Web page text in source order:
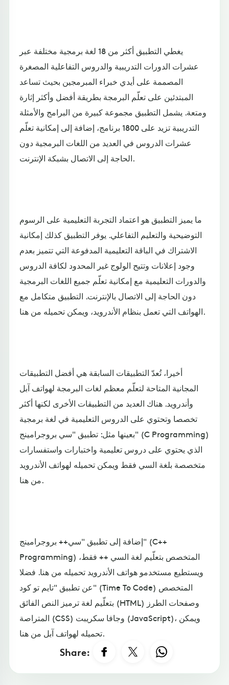
يغطي التطبيق أكثر من 18 لغة برمجية مختلفة عبر
عشرات الدورات التدريبية والدروس التفاعلية المصغرة
المصممة على أيدي خبراء المبرمجين بحيث تساعد
المبتدئين على تعلّم البرمجة بطريقة أفضل وأكثر إثارة
ومتعة. يشمل التطبيق مجموعة كبيرة من البرامج والأمثلة
التدريبية تزيد على 1800 برنامج، إضافة إلى إمكانية تعلّم
عشرات الدروس في العديد من اللغات البرمجية دون
الحاجة إلى الاتصال بشبكة الإنترنت.
ما يميز التطبيق هو اعتماد التجربة التعليمية على الرسوم
التوضيحية والتعليم التفاعلي. يوفر التطبيق كذلك إمكانية
الاشتراك في الباقة التعليمية المدفوعة التي تتميز بعدم
وجود إعلانات وتتيح الولوج غير المحدود لكافة الدروس
والدورات التعليمية مع إمكانية تعلّم جميع اللغات البرمجية
دون الحاجة إلى الاتصال بالإنترنت. التطبيق متكامل مع
الهواتف التي تعمل بنظام الأندرويد، ويمكن تحميله من هنا.
أخيرا، تُعدّ التطبيقات السابقة هي أفضل التطبيقات
المجانية المتاحة لتعلّم معظم لغات البرمجة لهواتف آبل
وأندرويد. هناك العديد من التطبيقات الأخرى لكنها أكثر
تخصصا وتحتوي على الدروس التعليمية في لغة برمجية
بعينها مثل: تطبيق "سي بروجرامينج" (C Programming)
الذي يحتوي على دروس تعليمية واختبارات واستفسارات
متخصصة بلغة السي فقط ويمكن تحميله لهواتف الأندرويد
من هنا.
إضافة إلى تطبيق "سي++ بروجرامينج" (C++
Programming) المتخصص بتعلّيم لغة السي ++ فقط،
ويستطيع مستخدمو هواتف الأندرويد تحميله من هنا. فضلا
عن تطبيق "تايم تو كود" (Time To Code) المتخصص
بتعلّيم لغة ترميز النص الفائق (HTML) وصفحات الطرز
المتراصة (CSS) وجافا سكريبت (JavaScript)، ويمكن
تحميله لهواتف آبل من هنا.
Share: